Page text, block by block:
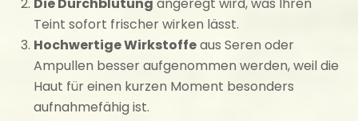
Die Durchblutung angeregt wird, was Ihren
Teint sofort frischer wirken lässt.
Hochwertige Wirkstoffeaus Seren oder
Ampullen besser aufgenommen werden, weil die
Haut für einen kurzen Moment besonders
aufnahmefähig ist.